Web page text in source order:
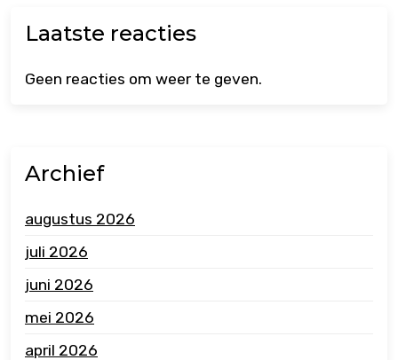
Laatste reacties
Geen reacties om weer te geven.
Archief
augustus 2026
juli 2026
juni 2026
mei 2026
april 2026